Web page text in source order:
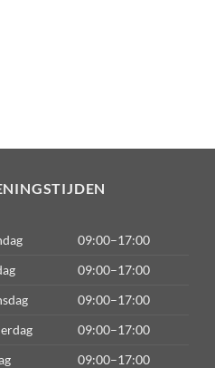
09:00–17:00
09:00–17:00
09:00–17:00
09:00–17:00
09:00–17:00